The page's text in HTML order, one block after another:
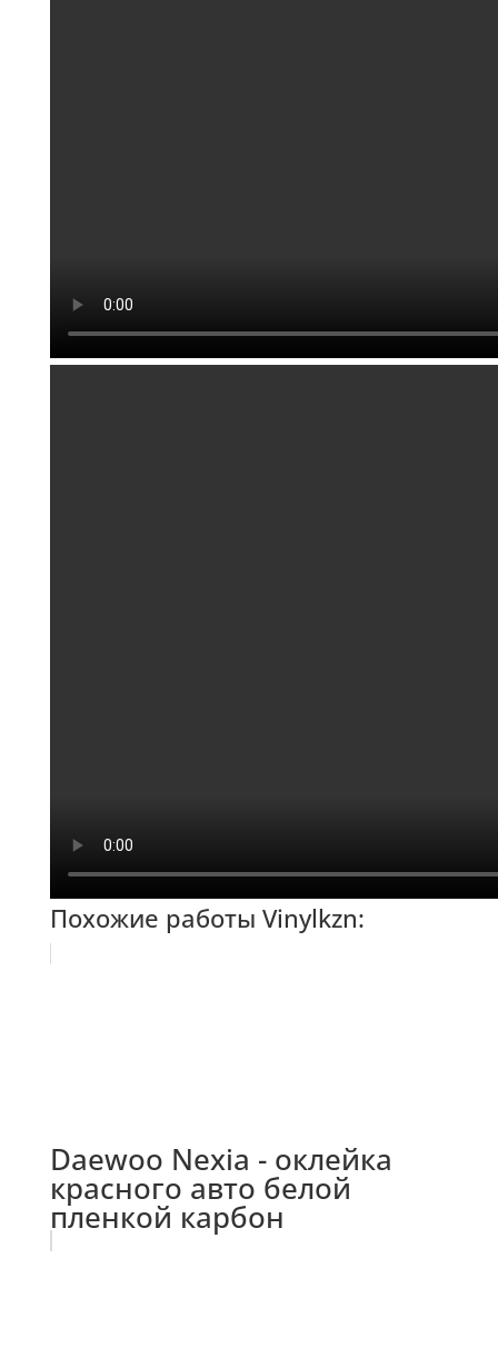
Похожие работы Vinylkzn:
Daewoo Nexia - оклейка
красного авто белой
пленкой карбон